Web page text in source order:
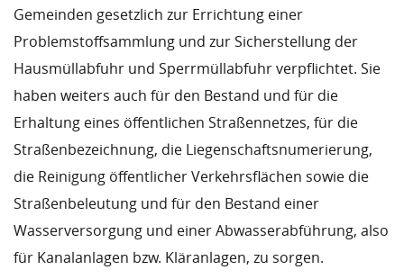
Gemeinden gesetzlich zur Errichtung einer
Problemstoffsammlung und zur Sicherstellung der
Hausmüllabfuhr und Sperrmüllabfuhr verpflichtet. Sie
haben weiters auch für den Bestand und für die
Erhaltung eines öffentlichen Straßennetzes, für die
Straßenbezeichnung, die Liegenschaftsnumerierung,
die Reinigung öffentlicher Verkehrsflächen sowie die
Straßenbeleutung und für den Bestand einer
Wasserversorgung und einer Abwasserabführung, also
für Kanalanlagen bzw. Kläranlagen, zu sorgen.